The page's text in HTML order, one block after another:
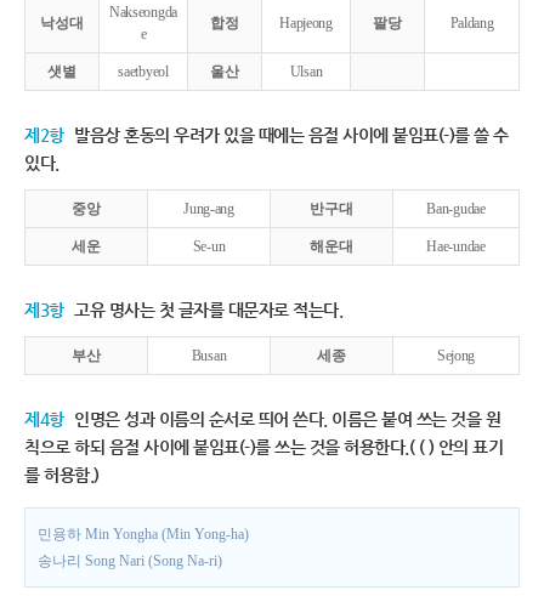
낙성대
Nakseongda
e
합정 Hapjeong 팔당 Paldang
샛별 saetbyeol 울산 Ulsan
제2항 발음상 혼동의 우려가 있을 때에는 음절 사이에 붙임표(-)를 쓸 수
있다.
중앙 Jung-ang 반구대 Ban-gudae
세운 Se-un 해운대 Hae-undae
제3항 고유 명사는 첫 글자를 대문자로 적는다.
부산 Busan 세종 Sejong
제4항 인명은 성과 이름의 순서로 띄어 쓴다. 이름은 붙여 쓰는 것을 원
칙으로 하되 음절 사이에 붙임표(-)를 쓰는 것을 허용한다.( ( ) 안의 표기
를 허용함.)
민용하 Min Yongha (Min Yong-ha)
송나리 Song Nari (Song Na-ri)